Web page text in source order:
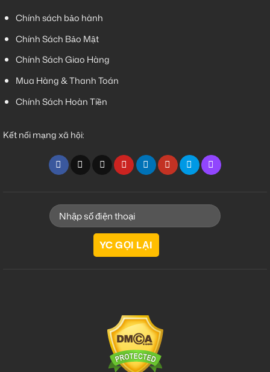
Chính sách bảo hành
Chính Sách Bảo Mật
Chính Sách Giao Hàng
Mua Hàng & Thanh Toán
Chính Sách Hoàn Tiền
Kết nối mạng xã hội: